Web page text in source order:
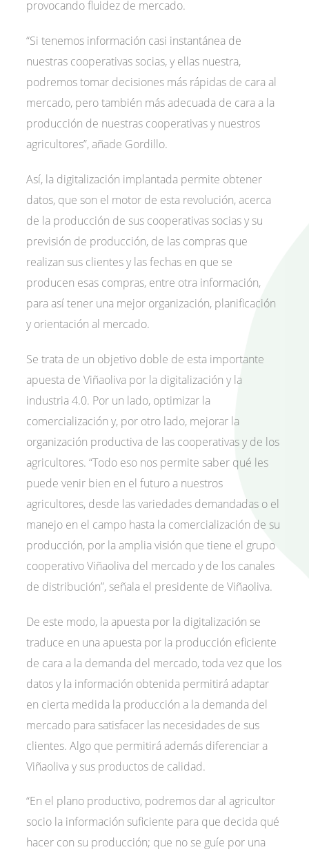
provocando fluidez de mercado.
“Si tenemos información casi instantánea de
nuestras cooperativas socias, y ellas nuestra,
podremos tomar decisiones más rápidas de cara al
mercado, pero también más adecuada de cara a la
producción de nuestras cooperativas y nuestros
agricultores”, añade Gordillo.
Así, la digitalización implantada permite obtener
datos, que son el motor de esta revolución, acerca
de la producción de sus cooperativas socias y su
previsión de producción, de las compras que
realizan sus clientes y las fechas en que se
producen esas compras, entre otra información,
para así tener una mejor organización, planificación
y orientación al mercado.
Se trata de un objetivo doble de esta importante
apuesta de Viñaoliva por la digitalización y la
industria 4.0. Por un lado, optimizar la
comercialización y, por otro lado, mejorar la
organización productiva de las cooperativas y de los
agricultores. “Todo eso nos permite saber qué les
puede venir bien en el futuro a nuestros
agricultores, desde las variedades demandadas o el
manejo en el campo hasta la comercialización de su
producción, por la amplia visión que tiene el grupo
cooperativo Viñaoliva del mercado y de los canales
de distribución”, señala el presidente de Viñaoliva.
De este modo, la apuesta por la digitalización se
traduce en una apuesta por la producción eficiente
de cara a la demanda del mercado, toda vez que los
datos y la información obtenida permitirá adaptar
en cierta medida la producción a la demanda del
mercado para satisfacer las necesidades de sus
clientes. Algo que permitirá además diferenciar a
Viñaoliva y sus productos de calidad.
“En el plano productivo, podremos dar al agricultor
socio la información suficiente para que decida qué
hacer con su producción; que no se guíe por una